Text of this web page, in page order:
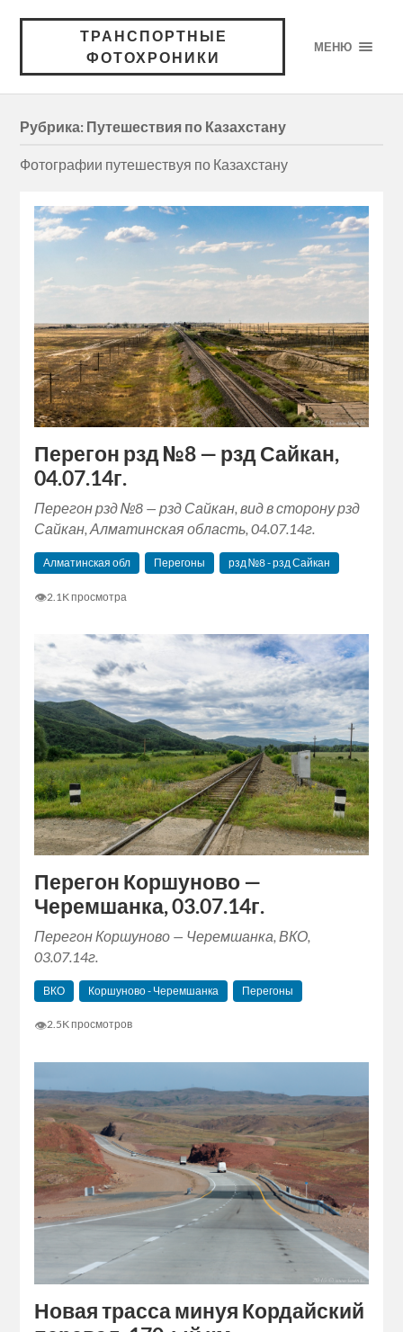
ТРАНСПОРТНЫЕ
ФОТОХРОНИКИ
МЕНЮ
Рубрика: Путешествия по Казахстану
Фотографии путешествуя по Казахстану
Перегон рзд №8 — рзд Сайкан,
04.07.14г.
Перегон рзд №8 — рзд Сайкан, вид в сторону рзд
Сайкан, Алматинская область, 04.07.14г.
Алматинская обл Перегоны рзд №8 - рзд Сайкан
👁2.1K просмотра
Перегон Коршуново —
Черемшанка, 03.07.14г.
Перегон Коршуново — Черемшанка, ВКО,
03.07.14г.
ВКО Коршуново - Черемшанка Перегоны
👁2.5K просмотров
Новая трасса минуя Кордайский